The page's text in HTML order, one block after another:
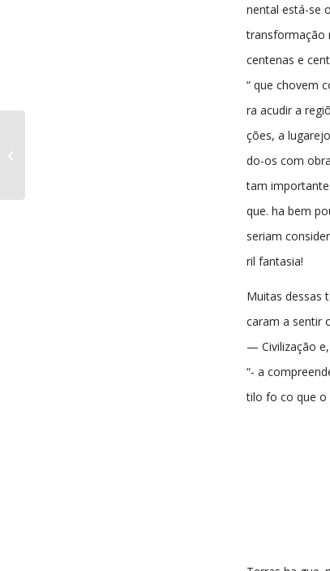
nental está-se
transformação
centenas e
“ que chovem
ra acudir a
ções, a
do-os com
tam
que. ha bem
seriam
ril fantasia!
Muitas dessas
caram a sentir
— Civilização
“- a
tilo fo co que o